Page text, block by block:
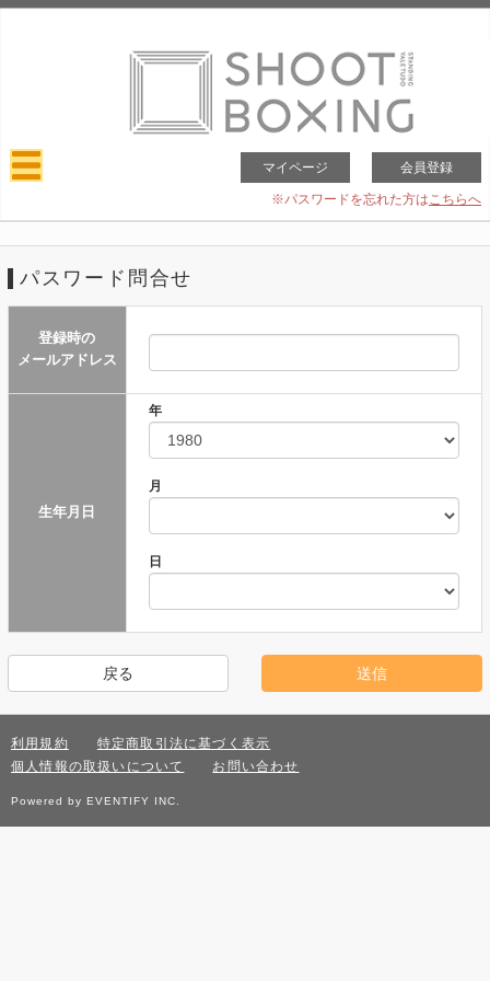
マイページ 会員登録
※パスワードを忘れた方は こちらへ
パスワード問合せ
登録時の
メールアドレス
生年月日
年
月
日
利用規約
特定商取引法に基づく表示
個人情報の取扱いについて
お問い合わせ
Powered by EVENTIFY INC.